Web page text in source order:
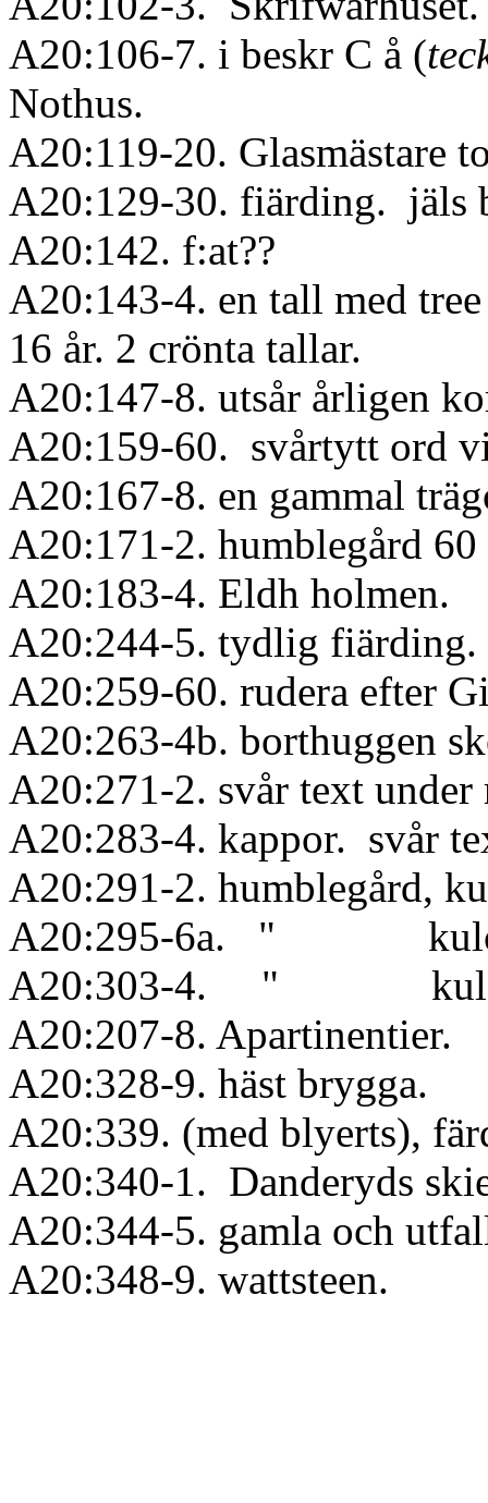
A20:106-7. i beskr C å (
Nothus.
A20:119-20. Glasmästare
A20:129-30. fiärding. jäls
A20:142. f:at??
A20:143-4. en tall med
16 år. 2 crönta tallar.
A20:147-8. utsår årligen
A20:159-60. svårtytt ord
A20:167-8. en gammal
A20:171-2. humblegård
A20:183-4. Eldh holmen.
A20:244-5. tydlig fiärding.
A20:259-60. rudera efter
A20:263-4b. borthuggen
A20:271-2. svår text under
A20:283-4. kappor. svår
A20:291-2. humblegård,
A20:295-6a. "
A20:303-4. "
A20:207-8. Apartinentier.
A20:328-9. häst brygga.
A20:339. (med blyerts),
A20:340-1. Danderyds
A20:344-5. gamla och
A20:348-9. wattsteen.